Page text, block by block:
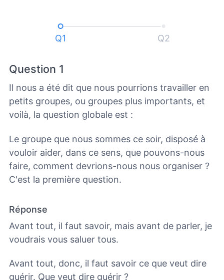
Q1 Q2
Question 1
Il nous a été dit que nous pourrions travailler en
petits groupes, ou groupes plus importants, et
voilà, la question globale est :
Le groupe que nous sommes ce soir, disposé à
vouloir aider, dans ce sens, que pouvons-nous
faire, comment devrions-nous nous organiser ?
C'est la première question.
Réponse
Avant tout, il faut savoir, mais avant de parler, je
voudrais vous saluer tous.
Avant tout, donc, il faut savoir ce que veut dire
guérir. Que veut dire guérir ?